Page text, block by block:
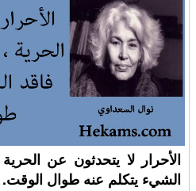
الأحرار لا يتحدثون عن
الشيء يتكلم عنه طوال